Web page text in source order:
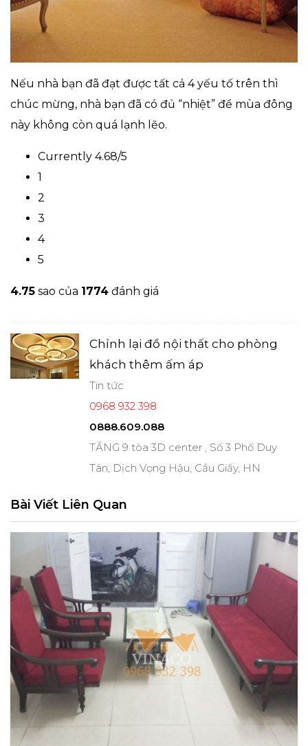
Nếu nhà bạn đã đạt được tất cả 4 yếu tố trên thì
chúc mừng, nhà bạn đã có đủ “nhiệt” để mùa đông
này không còn quá lạnh lẽo.
Currently 4.68/5
1
2
3
4
5
4.75 sao của 1774 đánh giá
Chỉnh lại đồ nội thất cho phòng
khách thêm ấm áp
Tin tức
0968 932 398
0888.609.088
TẦNG 9 tòa 3D center , Số 3 Phố Duy
Tân, Dịch Vọng Hậu, Cầu Giấy, HN
Bài Viết Liên Quan